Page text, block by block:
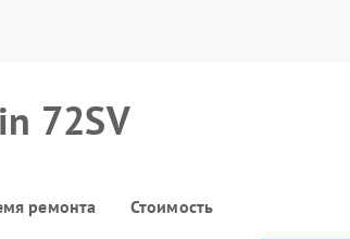
72SV
ремонта Стоимость